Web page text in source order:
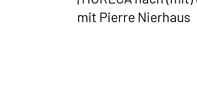
mit Pierre Nierhaus